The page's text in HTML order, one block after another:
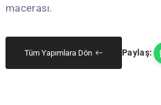
macerası.
Tüm Yapımlara Dön Paylaş: